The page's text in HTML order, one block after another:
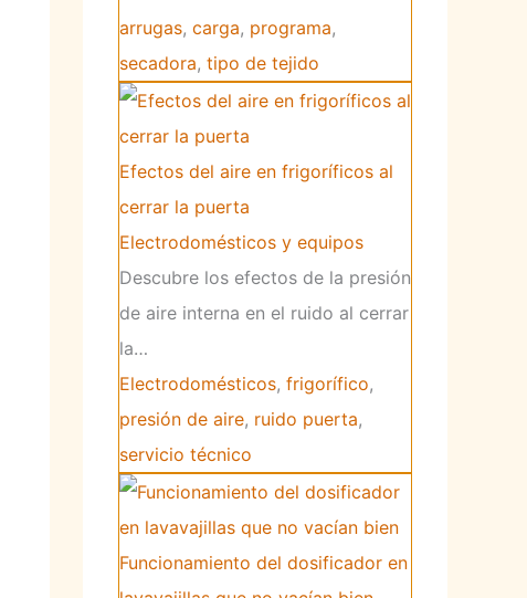
arrugas, carga, programa,
secadora, tipo de tejido
Efectos del aire en frigoríficos al
cerrar la puerta
Electrodomésticos y equipos
Descubre los efectos de la presión
de aire interna en el ruido al cerrar
la…
Electrodomésticos, frigorífico,
presión de aire, ruido puerta,
servicio técnico
Funcionamiento del dosificador en